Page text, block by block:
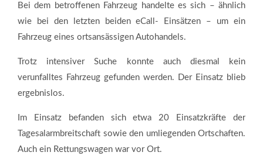
Bei dem betroffenen Fahrzeug handelte es sich – ähnlich
wie bei den letzten beiden eCall- Einsätzen – um ein
Fahrzeug eines ortsansässigen Autohandels.
Trotz intensiver Suche konnte auch diesmal kein
verunfalltes Fahrzeug gefunden werden. Der Einsatz blieb
ergebnislos.
Im Einsatz befanden sich etwa 20 Einsatzkräfte der
Tagesalarmbreitschaft sowie den umliegenden Ortschaften.
Auch ein Rettungswagen war vor Ort.